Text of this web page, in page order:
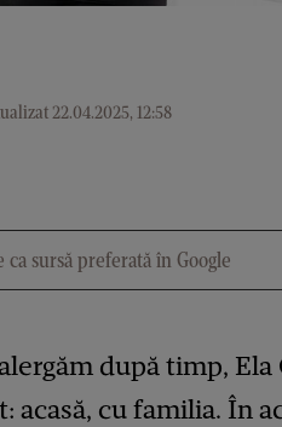
22.04.2025, 12:58
ca sursă preferată în Google
după timp,
acasă, cu familia. În